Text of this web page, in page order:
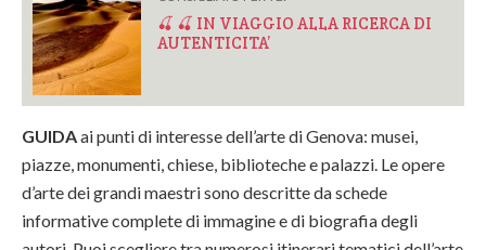
🍒 🍒 IN VIAGGIO ALLA RICERCA DI
AUTENTICITA’
GUIDAai punti di interesse dell’arte di Genova: musei,
piazze, monumenti, chiese, biblioteche e palazzi. Le opere
d’arte dei grandi maestri sono descritte da schede
informative complete di immagine e di biografia degli